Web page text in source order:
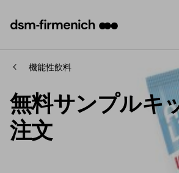
機能性飲料
無料サンプルキ
注文